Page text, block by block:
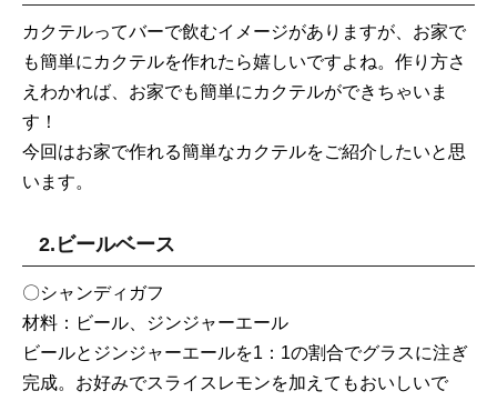
カクテルってバーで飲むイメージがありますが、お家で
も簡単にカクテルを作れたら嬉しいですよね。作り方さ
えわかれば、お家でも簡単にカクテルができちゃいま
す！
今回はお家で作れる簡単なカクテルをご紹介したいと思
います。
2.ビールベース
〇シャンディガフ
材料：ビール、ジンジャーエール
ビールとジンジャーエールを1：1の割合でグラスに注ぎ
完成。お好みでスライスレモンを加えてもおいしいで